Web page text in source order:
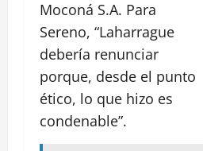
Moconá S.A. Para
Sereno, “Laharrague
debería renunciar
porque, desde el punto
ético, lo que hizo es
condenable”.